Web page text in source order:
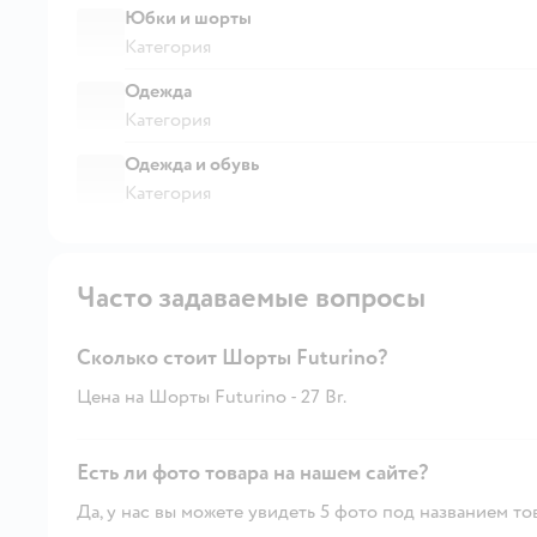
Юбки и шорты
Категория
Одежда
Категория
Одежда и обувь
Категория
Часто задаваемые вопросы
Сколько стоит Шорты Futurino?
Цена на Шорты Futurino - 27 Br.
Есть ли фото товара на нашем сайте?
Да, у нас вы можете увидеть 5 фото под названием